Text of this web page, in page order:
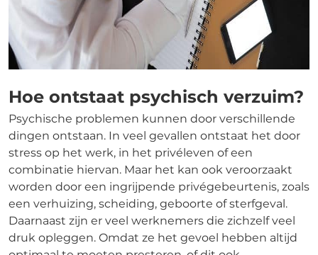
Hoe ontstaat psychisch verzuim?
Psychische problemen kunnen door verschillende
dingen ontstaan. In veel gevallen ontstaat het door
stress op het werk, in het privéleven of een
combinatie hiervan. Maar het kan ook veroorzaakt
worden door een ingrijpende privégebeurtenis, zoals
een verhuizing, scheiding, geboorte of sterfgeval.
Daarnaast zijn er veel werknemers die zichzelf veel
druk opleggen. Omdat ze het gevoel hebben altijd